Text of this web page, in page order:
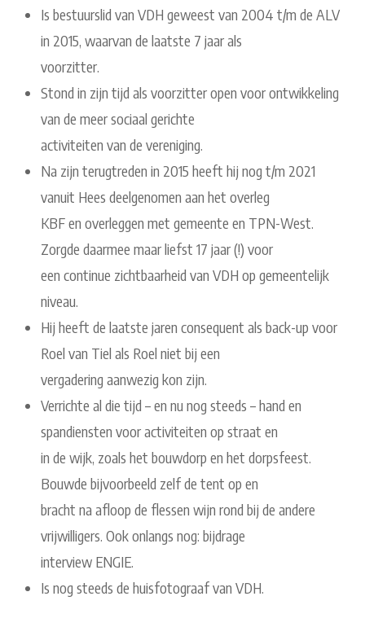
Is bestuurslid van VDH geweest van 2004 t/m de ALV
in 2015, waarvan de laatste 7 jaar als
voorzitter.
Stond in zijn tijd als voorzitter open voor ontwikkeling
van de meer sociaal gerichte
activiteiten van de vereniging.
Na zijn terugtreden in 2015 heeft hij nog t/m 2021
vanuit Hees deelgenomen aan het overleg
KBF en overleggen met gemeente en TPN-West.
Zorgde daarmee maar liefst 17 jaar (!) voor
een continue zichtbaarheid van VDH op gemeentelijk
niveau.
Hij heeft de laatste jaren consequent als back-up voor
Roel van Tiel als Roel niet bij een
vergadering aanwezig kon zijn.
Verrichte al die tijd – en nu nog steeds – hand en
spandiensten voor activiteiten op straat en
in de wijk, zoals het bouwdorp en het dorpsfeest.
Bouwde bijvoorbeeld zelf de tent op en
bracht na afloop de flessen wijn rond bij de andere
vrijwilligers. Ook onlangs nog: bijdrage
interview ENGIE.
Is nog steeds de huisfotograaf van VDH.